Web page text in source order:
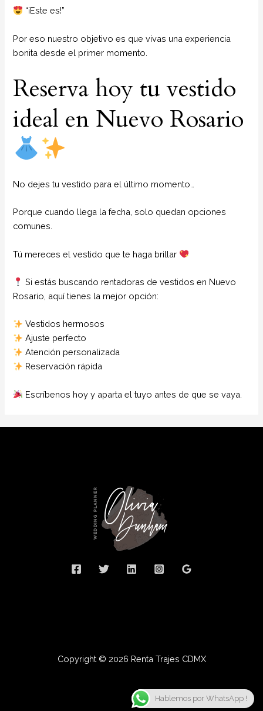
“¡Este es!”
Por eso nuestro objetivo es que vivas una experiencia
bonita desde el primer momento.
Reserva hoy tu vestido
ideal en Nuevo Rosario
No dejes tu vestido para el último momento…
Porque cuando llega la fecha, solo quedan opciones
comunes.
Tú mereces el vestido que te haga brillar
Si estás buscando rentadoras de vestidos en Nuevo
Rosario, aquí tienes la mejor opción:
Vestidos hermosos
Ajuste perfecto
Atención personalizada
Reservación rápida
Escríbenos hoy y aparta el tuyo antes de que se vaya.
Copyright © 2026 Renta Trajes CDMX
Hablemos por WhatsApp !